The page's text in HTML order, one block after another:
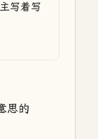
写着写
思的